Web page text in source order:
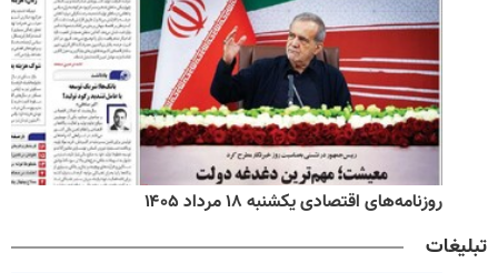
روزنامه‌های اقتصادی یکشنبه ۱۸ مرداد ۱۴۰۵
تبلیغات